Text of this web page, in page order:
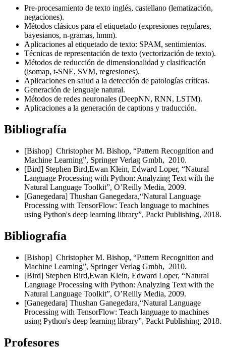
Pre-procesamiento de texto inglés, castellano (lematización,
negaciones).
Métodos clásicos para el etiquetado (expresiones regulares,
bayesianos, n-gramas, hmm).
Aplicaciones al etiquetado de texto: SPAM, sentimientos.
Técnicas de representación de texto (vectorización de texto).
Métodos de reducción de dimensionalidad y clasificación
(isomap, t-SNE, SVM, regresiones).
Aplicaciones en salud a la detección de patologías críticas.
Generación de lenguaje natural.
Métodos de redes neuronales (DeepNN, RNN, LSTM).
Aplicaciones a la generación de captions y traducción.
Bibliografía
[Bishop] Christopher M. Bishop, “Pattern Recognition and
Machine Learning”, Springer Verlag Gmbh, 2010.
[Bird] Stephen Bird,Ewan Klein, Edward Loper, “Natural
Language Processing with Python: Analyzing Text with the
Natural Language Toolkit”, O’Reilly Media, 2009.
[Ganegedara] Thushan Ganegedara,“Natural Language
Processing with TensorFlow: Teach language to machines
using Python's deep learning library”, Packt Publishing, 2018.
Bibliografía
[Bishop] Christopher M. Bishop, “Pattern Recognition and
Machine Learning”, Springer Verlag Gmbh, 2010.
[Bird] Stephen Bird,Ewan Klein, Edward Loper, “Natural
Language Processing with Python: Analyzing Text with the
Natural Language Toolkit”, O’Reilly Media, 2009.
[Ganegedara] Thushan Ganegedara,“Natural Language
Processing with TensorFlow: Teach language to machines
using Python's deep learning library”, Packt Publishing, 2018.
Profesores